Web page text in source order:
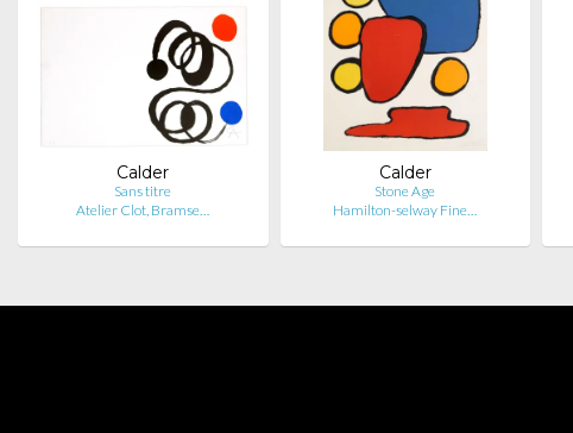
Calder
Sans titre
Atelier Clot, Bramse…
Calder
Stone Age
Hamilton-selway Fine…